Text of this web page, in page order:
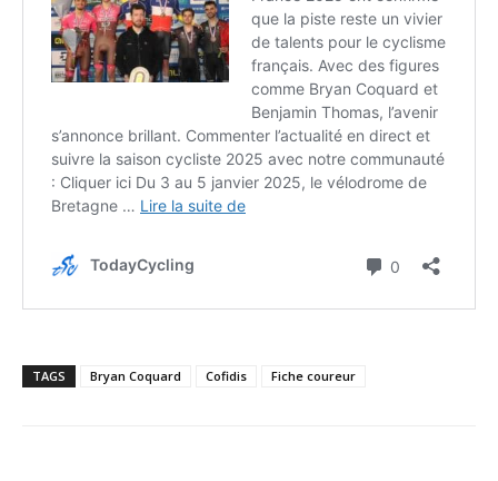
TAGS Bryan Coquard Cofidis Fiche coureur